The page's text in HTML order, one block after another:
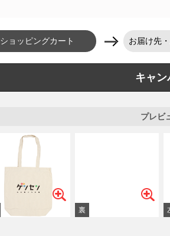
ショッピングカート お届け先
キャ
プレビ